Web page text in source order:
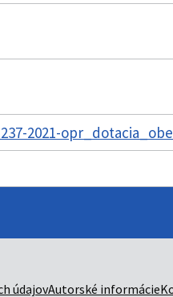
2021-
údajovAutorské informácie